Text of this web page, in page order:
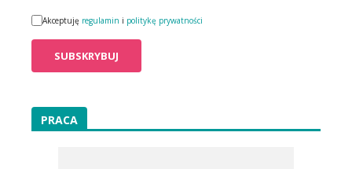
Akceptuję regulamin i politykę prywatności
PRACA